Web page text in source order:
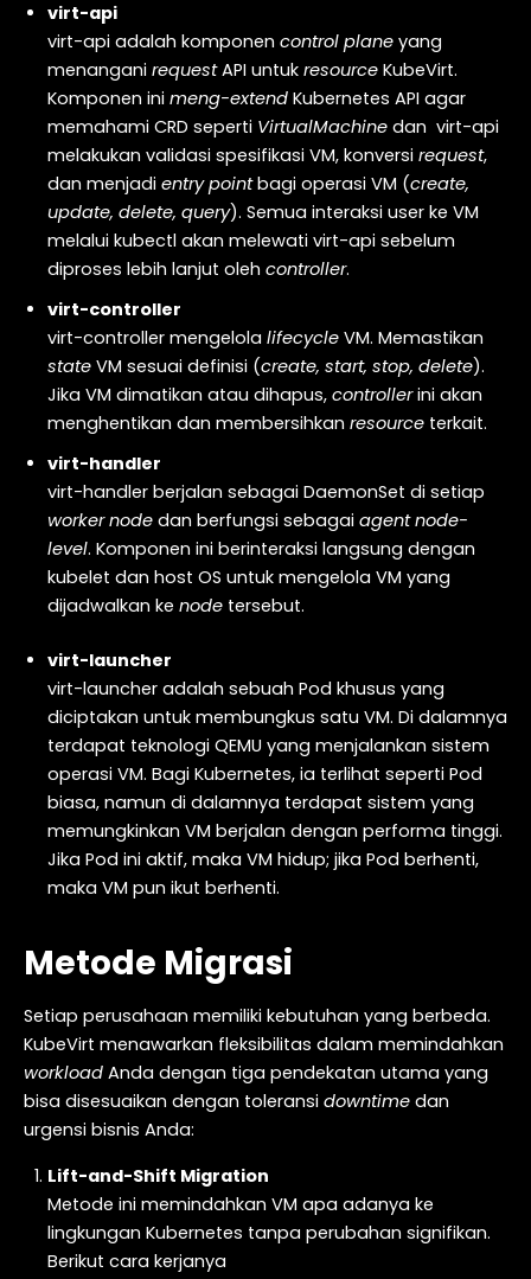
virt-api
virt-api adalah komponen control plane yang
menangani requestAPI untuk resource KubeVirt.
Komponen ini meng-extend Kubernetes API agar
memahami CRD seperti VirtualMachine dan virt-api
melakukan validasi spesifikasi VM, konversi request,
dan menjadi entry pointbagi operasi VM (create,
update, delete, query). Semua interaksi user ke VM
melalui kubectl akan melewati virt-api sebelum
diproses lebih lanjut oleh controller.
virt-controller
virt-controller mengelola lifecycle VM. Memastikan
state VM sesuai definisi (create, start, stop, delete).
Jika VM dimatikan atau dihapus, controllerini akan
menghentikan dan membersihkan resource terkait.
virt-handler
virt-handler berjalan sebagai DaemonSet di setiap
worker node dan berfungsi sebagai agent node-
level. Komponen ini berinteraksi langsung dengan
kubelet dan host OS untuk mengelola VM yang
dijadwalkan ke node tersebut.
virt-launcher
virt-launcher adalah sebuah Pod khusus yang
diciptakan untuk membungkus satu VM. Di dalamnya
terdapat teknologi QEMU yang menjalankan sistem
operasi VM. Bagi Kubernetes, ia terlihat seperti Pod
biasa, namun di dalamnya terdapat sistem yang
memungkinkan VM berjalan dengan performa tinggi.
Jika Pod ini aktif, maka VM hidup; jika Pod berhenti,
maka VM pun ikut berhenti.
Metode Migrasi
Setiap perusahaan memiliki kebutuhan yang berbeda.
KubeVirt menawarkan fleksibilitas dalam memindahkan
workload Anda dengan tiga pendekatan utama yang
bisa disesuaikan dengan toleransi downtime dan
urgensi bisnis Anda:
Lift-and-Shift Migration
Metode ini memindahkan VM apa adanya ke
lingkungan Kubernetes tanpa perubahan signifikan.
Berikut cara kerjanya